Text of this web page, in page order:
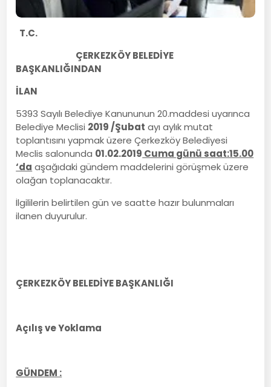
T.C.
ÇERKEZKÖY BELEDİYE
BAŞKANLIĞINDAN
İLAN
5393 Sayılı Belediye Kanununun 20.maddesi uyarınca
Belediye Meclisi 2019 /Şubat ayı aylık mutat
toplantısını yapmak üzere Çerkezköy Belediyesi
Meclis salonunda 01.02.2019 Cuma günü saat:15.00
‘da aşağıdaki gündem maddelerini görüşmek üzere
olağan toplanacaktır.
İlgililerin belirtilen gün ve saatte hazır bulunmaları
ilanen duyurulur.
ÇERKEZKÖY BELEDİYE BAŞKANLIĞI
Açılış ve Yoklama
GÜNDEM :